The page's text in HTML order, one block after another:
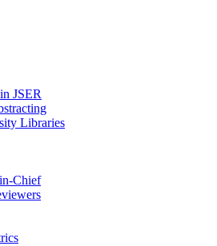
JSER
Libraries
Chief